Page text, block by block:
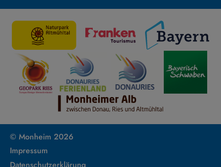
© Monheim 2026
Impressum
Datenschutzerklärung